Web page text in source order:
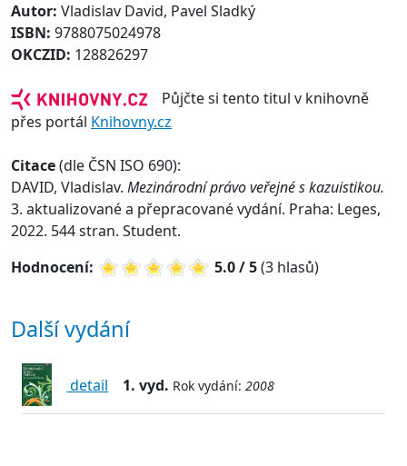
Autor: Vladislav David, Pavel Sladký
ISBN: 9788075024978
OKCZID: 128826297
Půjčte si tento titul v knihovně
přes portál Knihovny.cz
Citace(dle ČSN ISO 690):
DAVID, Vladislav. Mezinárodní právo veřejné s kazuistikou.
3. aktualizované a přepracované vydání. Praha: Leges,
2022. 544 stran. Student.
Hodnocení:
5.0 / 5(3 hlasů)
Další vydání
detail 1. vyd. Rok vydání:2008